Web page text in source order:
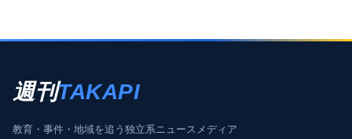
週刊TAKAPI
教育・事件・地域を追う独立系ニュースメディア